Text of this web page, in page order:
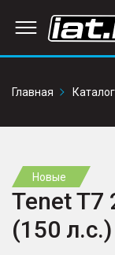
Главная
Каталог
Новые
Tenet T7
(150